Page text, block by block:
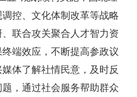
控、文化体制改革等战略
联合攻关聚合人才智力资
端效应，不断提高参政议
体了解社情民意，及时反
，通过社会服务帮助群众